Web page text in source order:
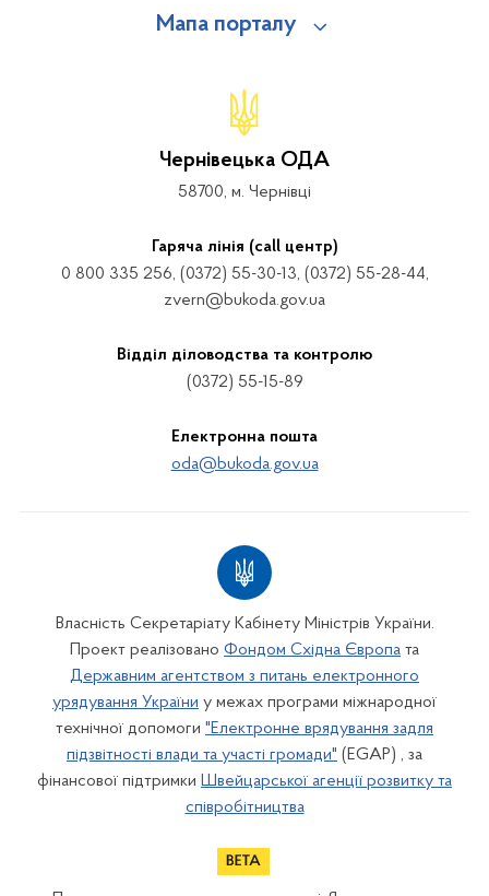
Мапа порталу
Чернівецька ОДА
58700, м. Чернівці
Гаряча лінія (call центр)
0 800 335 256, (0372) 55-30-13, (0372) 55-28-44,
zvern@bukoda.gov.ua
Відділ діловодства та контролю
(0372) 55-15-89
Електронна пошта
oda@bukoda.gov.ua
Власність Секретаріату Кабінету Міністрів України.
Проект реалізовано Фондом Східна Європа та
Державним агентством з питань електронного
урядування України у межах програми міжнародної
технічної допомоги "Електронне врядування задля
підзвітності влади та участі громади" (EGAP) , за
фінансової підтримки Швейцарської агенції розвитку та
співробітництва